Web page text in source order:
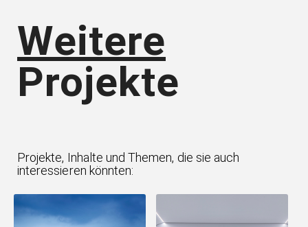
Weitere
Projekte
Projekte, Inhalte und Themen, die sie auch
interessieren könnten: